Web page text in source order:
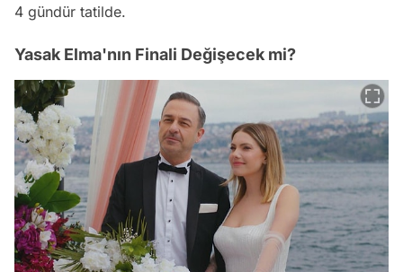
4 gündür tatilde.
Yasak Elma'nın Finali Değişecek mi?